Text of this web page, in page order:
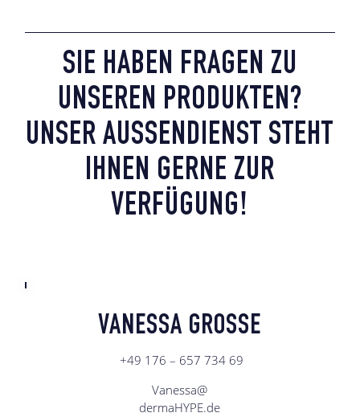
SIE HABEN FRAGEN ZU
UNSEREN PRODUKTEN?
UNSER AUSSENDIENST STEHT I
HNEN GERNE ZUR V
ERFÜGUNG!
VANESSA GROSSE
+49 176 – 657 734 69
Vanessa@
dermaHYPE.de